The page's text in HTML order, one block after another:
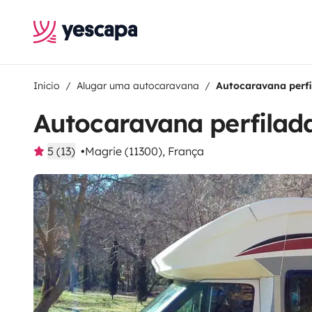
Inicio Alugar uma autocaravana Autocaravana
Autocaravana
5 (13) Magrie (11300), França